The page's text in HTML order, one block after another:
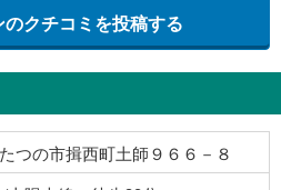
クチコミを投稿する
つの市揖西町土師９６６－８